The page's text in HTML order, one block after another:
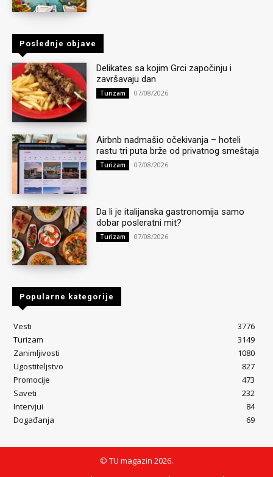
Poslednje objave
Delikates sa kojim Grci započinju i
završavaju dan
Turizam 07/08/2026
Airbnb nadmašio očekivanja – hoteli
rastu tri puta brže od privatnog smeštaja
Turizam 07/08/2026
Da li je italijanska gastronomija samo
dobar posleratni mit?
Turizam 07/08/2026
Popularne kategorije
Vesti
3776
Turizam
3149
Zanimljivosti
1080
Ugostiteljstvo
827
Promocije
473
Saveti
232
Intervjui
84
Događanja
69
© TU magazin 2026.